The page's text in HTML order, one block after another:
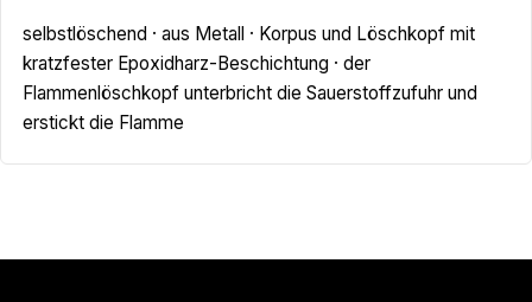
selbstlöschend · aus Metall · Korpus und Löschkopf mit
kratzfester Epoxidharz-Beschichtung · der
Flammenlöschkopf unterbricht die Sauerstoffzufuhr und
erstickt die Flamme